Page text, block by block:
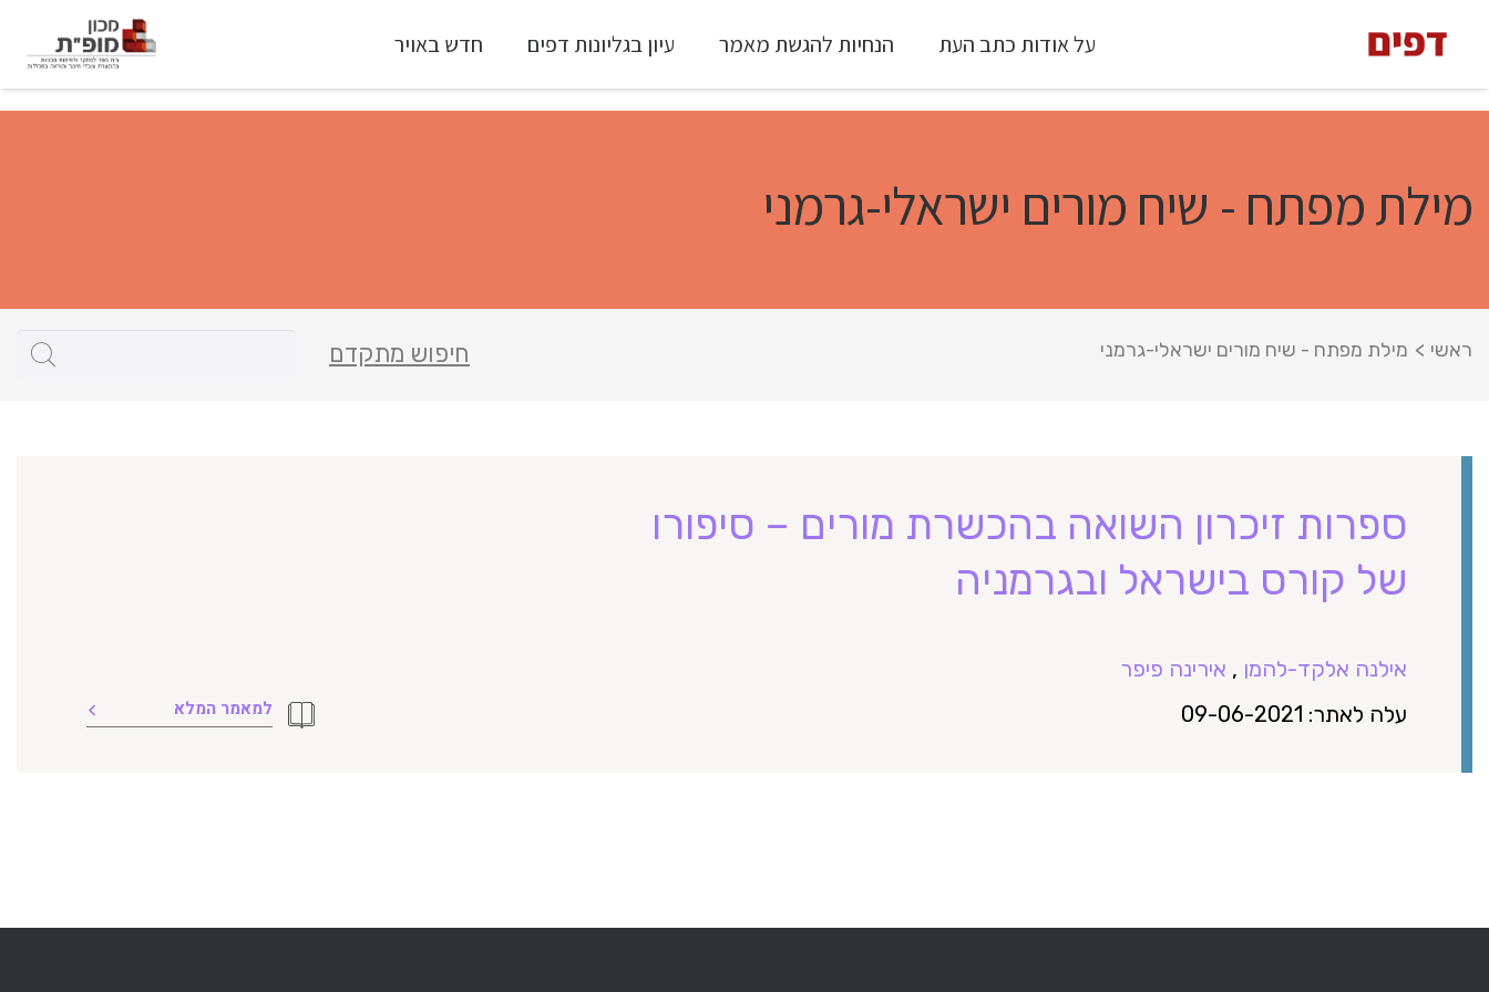
על אודות כתב העת הנחיות להגשת מאמר עיון בגליונות דפים חדש באויר
מילת מפתח - שיח מורים ישראלי-גרמני
ראשי > מילת מפתח - שיח מורים ישראלי-גרמני חיפוש מתקדם
ספרות זיכרון השואה בהכשרת מורים – סיפורו
של קורס בישראל ובגרמניה
אילנה אלקד-להמן , אירינה פיפר
עלה לאתר: 09-06-2021
למאמר המלא